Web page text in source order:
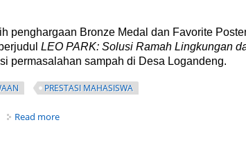
penghargaan Bronze Medal dan Favorite
LEO PARK: Solusi Ramah Lingkungan
permasalahan sampah di Desa Logandeng.
PRESTASI MAHASISWA
Read more